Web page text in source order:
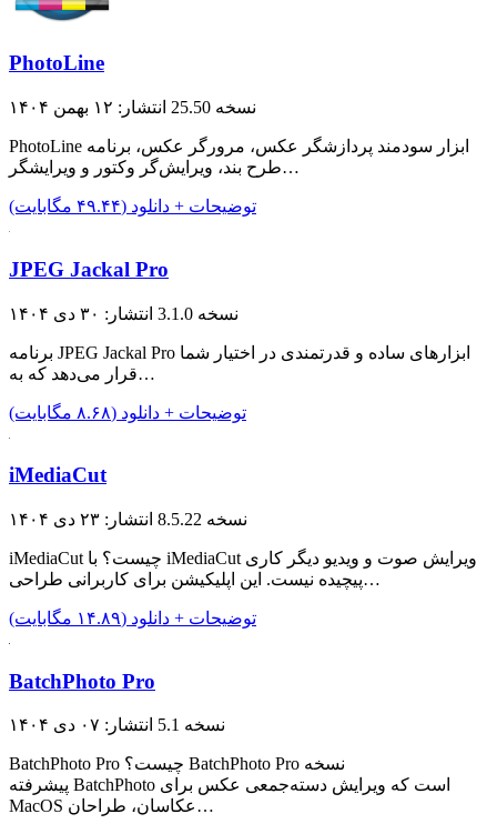
PhotoLine
نسخه 25.50 انتشار: ۱۲ بهمن ۱۴۰۴
PhotoLine ابزار سودمند پردازشگر عکس، مرورگر عکس، برنامه
طرح بند، ویرایش‌گر وکتور و ویرایشگر…
توضیحات + دانلود (۴۹.۴۴ مگابایت)
JPEG Jackal Pro
نسخه 3.1.0 انتشار: ۳۰ دی ۱۴۰۴
برنامه JPEG Jackal Pro ابزار‌های ساده و قدرتمندی در اختیار شما
قرار می‌دهد که به…
توضیحات + دانلود (۸.۶۸ مگابایت)
iMediaCut
نسخه 8.5.22 انتشار: ۲۳ دی ۱۴۰۴
iMediaCut چیست؟ با iMediaCut ویرایش صوت و ویدیو دیگر کاری
پیچیده نیست. این اپلیکیشن برای کاربرانی طراحی…
توضیحات + دانلود (۱۴.۸۹ مگابایت)
BatchPhoto Pro
نسخه 5.1 انتشار: ۰۷ دی ۱۴۰۴
BatchPhoto Pro چیست؟ BatchPhoto Pro نسخه
پیشرفته BatchPhoto است که ویرایش دسته‌جمعی عکس برای
MacOS عکاسان، طراحان…